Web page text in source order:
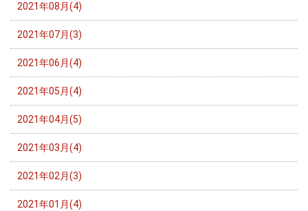
2021年08月(4)
2021年07月(3)
2021年06月(4)
2021年05月(4)
2021年04月(5)
2021年03月(4)
2021年02月(3)
2021年01月(4)